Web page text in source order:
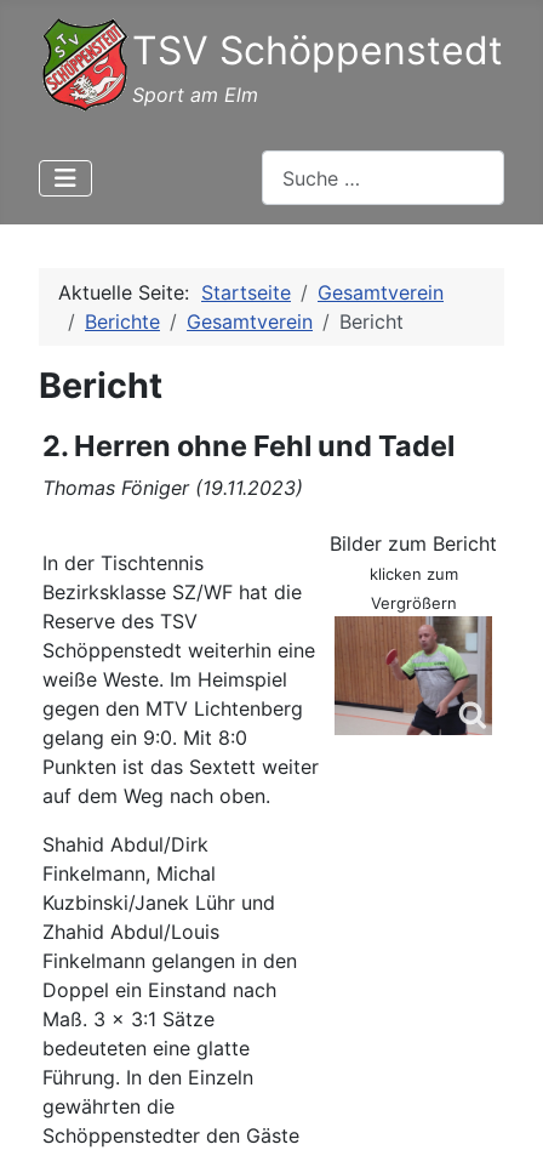
TSV Schöppenstedt
Sport am Elm
Aktuelle Seite: Startseite
Gesamtverein
Berichte
Gesamtverein Bericht
Bericht
2. Herren ohne Fehl und Tadel
Thomas Föniger (19.11.2023)
In der Tischtennis
Bezirksklasse SZ/WF hat die
Reserve des TSV
Schöppenstedt weiterhin eine
weiße Weste. Im Heimspiel
gegen den MTV Lichtenberg
gelang ein 9:0. Mit 8:0
Punkten ist das Sextett weiter
auf dem Weg nach oben.
Shahid Abdul/Dirk
Finkelmann, Michal
Kuzbinski/Janek Lühr und
Zhahid Abdul/Louis
Finkelmann gelangen in den
Doppel ein Einstand nach
Maß. 3 x 3:1 Sätze
bedeuteten eine glatte
Führung. In den Einzeln
gewährten die
Schöppenstedter den Gäste
Bilder zum Bericht
klicken zum
Vergrößern